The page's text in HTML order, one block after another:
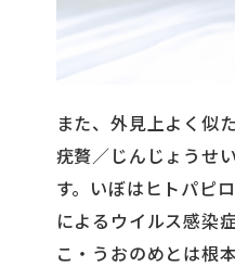
また、外見上よく似
疣贅／じんじょうせ
す。いぼはヒトパピ
によるウイルス感染
こ・うおのめとは根